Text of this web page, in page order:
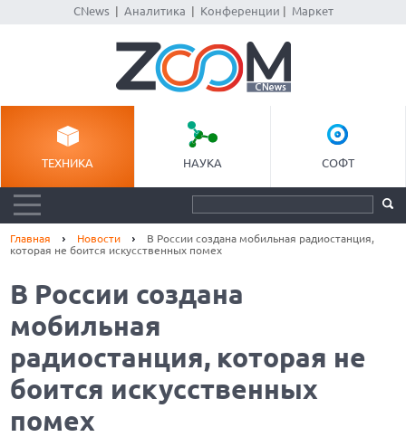
CNews| Аналитика Конференции Маркет
ТЕХНИКА НАУКА СОФТ
Главная Новости
В России создана мобильная радиостанция,
которая не боится искусственных помех
В России создана
мобильная
радиостанция, которая не
боится искусственных
помех